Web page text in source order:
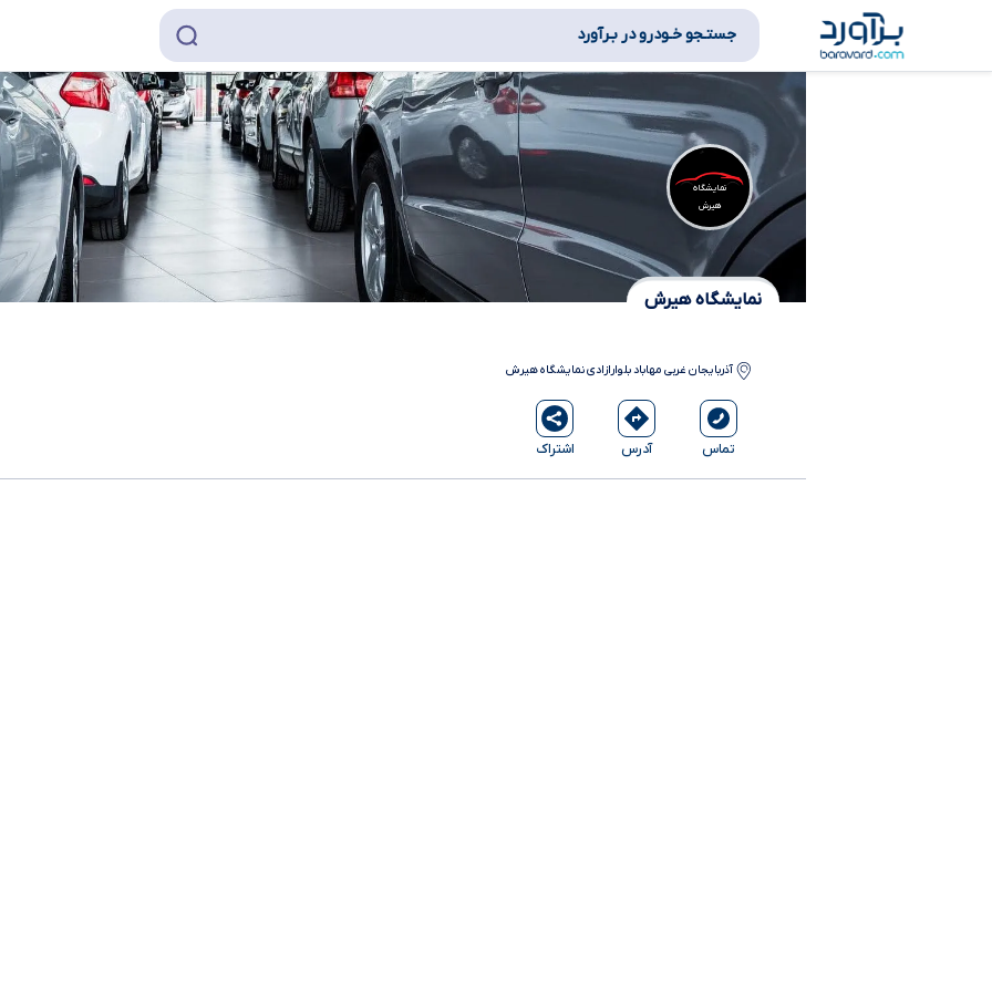
جستـجو خـودرو در بـرآورد
نمایشگاه
هیرش
نمایشگاه هیرش
آذربایجان غربی مهابادبلوارازادی نمایشگاه هیرش
تماس آدرس اشتراک